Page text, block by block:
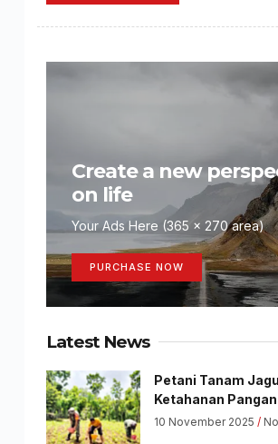
Create a new
on life
Your Ads Here (365 x 270 area)
PURCHASE NOW
Latest News
Petani Tanam
Ketahanan Pangan
10 November 2025